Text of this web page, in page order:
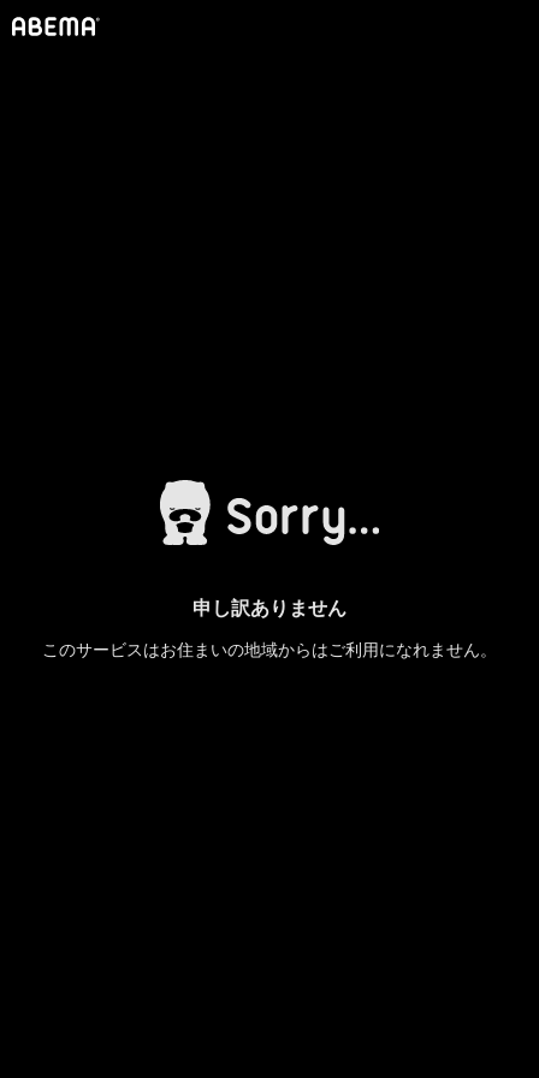
申し訳ありません
このサービスはお住まいの地域からはご利用になれません。